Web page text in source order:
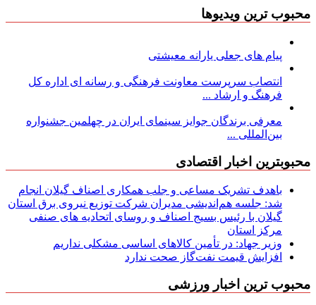
محبوب ترین ویدیوها
پیام های جعلی یارانه معیشتی
انتصاب سرپرست معاونت فرهنگی و رسانه ای اداره کل
فرهنگ و ارشاد ...
معرفی برندگان جوایز سینمای ایران در چهلمین جشنواره
بین‌المللی ...
محبوبترین اخبار اقتصادی
باهدف تشریک مساعی و جلب همکاری اصناف گیلان انجام
شد: جلسه هم‌اندیشی مدیران شركت توزیع نیروی برق استان
گیلان با رئیس بسیج اصناف و روسای اتحادیه های صنفی
مركز استان
وزیر جهاد: در تأمین کالاهای اساسی مشکلی نداریم
افزایش قیمت نفت‌گاز صحت ندارد
محبوب ترین اخبار ورزشی